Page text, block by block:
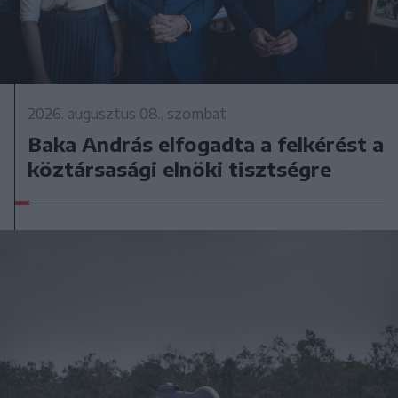
2026. augusztus 08., szombat
Baka András elfogadta a felkérést a
köztársasági elnöki tisztségre